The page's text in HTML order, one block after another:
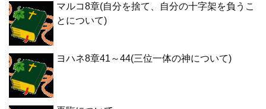
マルコ8章(自分を捨て、自分の十字架を負うこ
とについて)
ヨハネ8章41～44(三位一体の神について)